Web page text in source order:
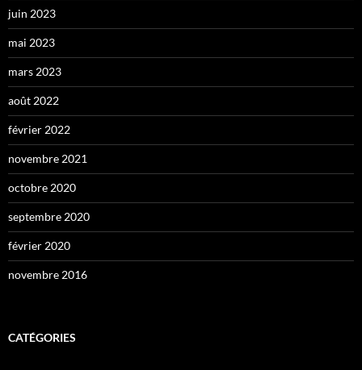
juin 2023
mai 2023
mars 2023
août 2022
février 2022
novembre 2021
octobre 2020
septembre 2020
février 2020
novembre 2016
CATÉGORIES